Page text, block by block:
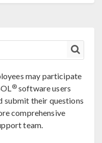
may participate
®software users
submit their questions
comprehensive
team.